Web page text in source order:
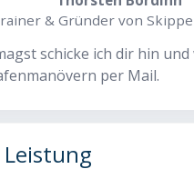
& Gründer von
schicke ich dir hin
per Mail.
Leistung